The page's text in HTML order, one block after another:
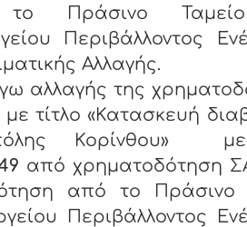
Πράσινο
Περιβάλλοντος
Αλλαγής.
αλλαγής της
τίτλο «Κατασκευή
Κορίνθου»
από χρηματοδότηση
από το Πράσινο
Περιβάλλοντος